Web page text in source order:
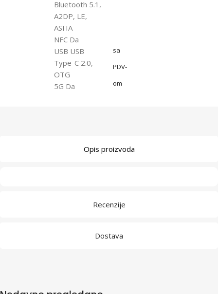
Bluetooth 5.1,
A2DP, LE,
ASHA
NFC Da
USB USB
Type-C 2.0,
OTG
5G Da
sa
PDV-
om
Opis proizvoda
Recenzije
Dostava